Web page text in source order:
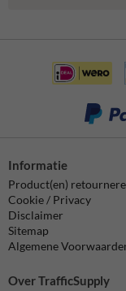
Informatie
Product(en)
Cookie / Privacy
Disclaimer
Sitemap
Algemene
Over TrafficSupply